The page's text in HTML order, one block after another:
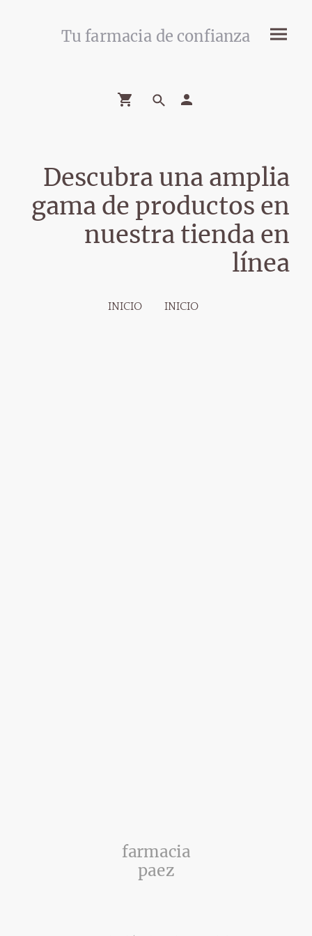
Tu farmacia de confianza
Descubra una amplia
gama de productos en
nuestra tienda en
línea
INICIO INICIO
farmacia
paez